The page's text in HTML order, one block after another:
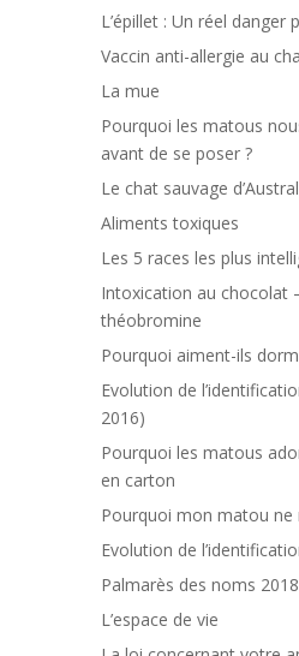
L’épillet : Un réel danger
Vaccin anti-allergie au
La mue
Pourquoi les matous
avant de se poser ?
Le chat sauvage
Aliments toxiques
Les 5 races les plus
Intoxication au chocolat
théobromine
Pourquoi aiment-ils
Evolution de
2016)
Pourquoi les matous
en carton
Pourquoi mon matou ne
Evolution de
Palmarès des noms 2018
L’espace de vie